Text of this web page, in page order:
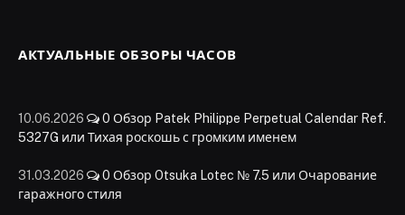
АКТУАЛЬНЫЕ ОБЗОРЫ ЧАСОВ
10.06.2026 0 Обзор Patek Philippe Perpetual Calendar Ref.
5327G или Тихая роскошь с громким именем
31.03.2026 0 Обзор Otsuka Lotec № 7.5 или Очарование
гаражного стиля